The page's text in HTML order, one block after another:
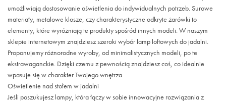
umożliwiają dostosowanie oświetlenia do indywidualnych potrzeb. Surowe
materiały, metalowe klosze, czy charakterystyczne odkryte żarówki to
elementy, które wyróżniają te produkty spośród innych modeli. W naszym
sklepie internetowym znajdziesz szeroki wybór lamp loftowych do jadalni.
Proponujemy różnorodne wyroby, od minimalistycznych modeli, po te
ekstrawaganckie. Dzięki czemu z pewnością znajdziesz coś, co idealnie
wpasuje się w charakter Twojego wnętrza.
Oświetlenie nad stołem w jadalni
Jeśli poszukujesz lampy, która łączy w sobie innowacyjne rozwiązania z